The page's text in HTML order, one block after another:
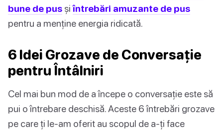
bune de pus șiîntrebări amuzante de pus
pentru a menține energia ridicată.
6 Idei Grozave de Conversație
pentru Întâlniri
Cel mai bun mod de a începe o conversație este să
pui o întrebare deschisă. Aceste 6 întrebări grozave
pe care ți le-am oferit au scopul de a-ți face